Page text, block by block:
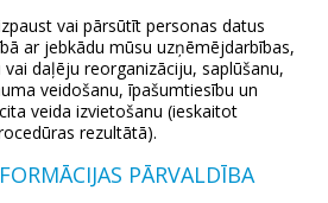
vai pārsūtīt personas datus
ar jebkādu mūsu uzņēmējdarbības,
daļēju reorganizāciju, saplūšanu,
veidošanu, īpašumtiesību un
veida izvietošanu (ieskaitot
rezultātā).
PĀRVALDĪBA